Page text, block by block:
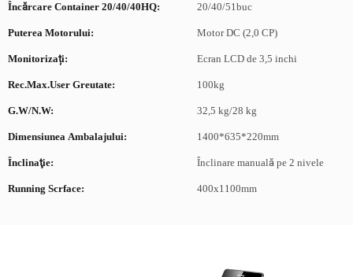
Încărcare Container 20/40/40HQ: 20/40/51buc
Puterea Motorului: Motor DC (2,0 CP)
Monitorizați: Ecran LCD de 3,5 inchi
Rec.Max.User Greutate: 100kg
G.W/N.W: 32,5 kg/28 kg
Dimensiunea Ambalajului: 1400*635*220mm
Înclinaţie: Înclinare manuală pe 2 nivele
Running Scrface: 400x1100mm